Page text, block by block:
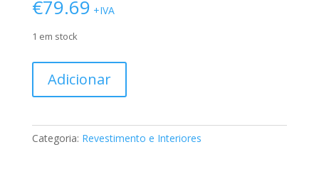
€79.69 +IVA
1 em stock
Forro
mala
Adicionar
Categoria: Revestimento e Interiores